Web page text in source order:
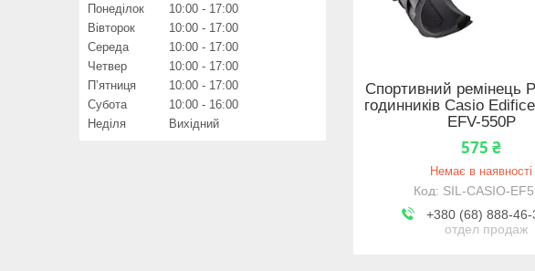
Спортивний ремінець
годинників Casio
EFV-550P
575 ₴
Немає в наявності
SIL-CASIO-
+380 (68) 888-46-
отдел продаж
Понеділок 10:00
17:00
Вівторок
10:00
17:00
Середа
10:00
17:00
Четвер
10:00
17:00
Пʼятниця
10:00
17:00
Субота
10:00
16:00
Неділя
Вихідний